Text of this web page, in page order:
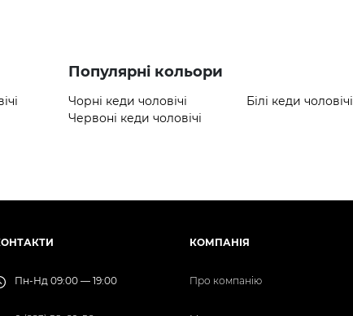
Популярні кольори
Чорні кеди чоловічі
Білі кеди чоловічі
Червоні кеди чоловічі
Пн-Нд 09:00 — 19:00
КОМПАНІЯ
Про компанію